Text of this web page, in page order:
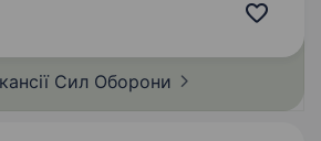
Сил Оборони